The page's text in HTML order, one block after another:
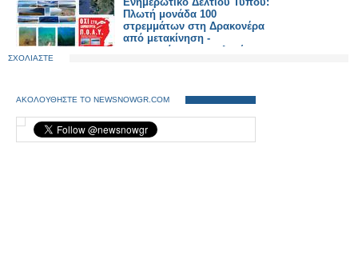
Πλωτή μονάδα 100
στρεμμάτων στη Δρακονέρα
από μετακίνηση -
μετεγκατάσταση παλαιών.
ΣΧΟΛΙΑΣΤΕ
ΑΚΟΛΟΥΘΗΣΤΕ ΤΟ NEWSNOWGR.COM